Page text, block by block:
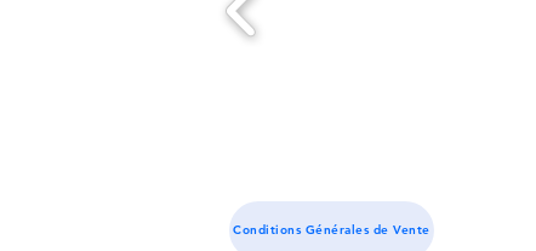
Conditions Générales de Vente